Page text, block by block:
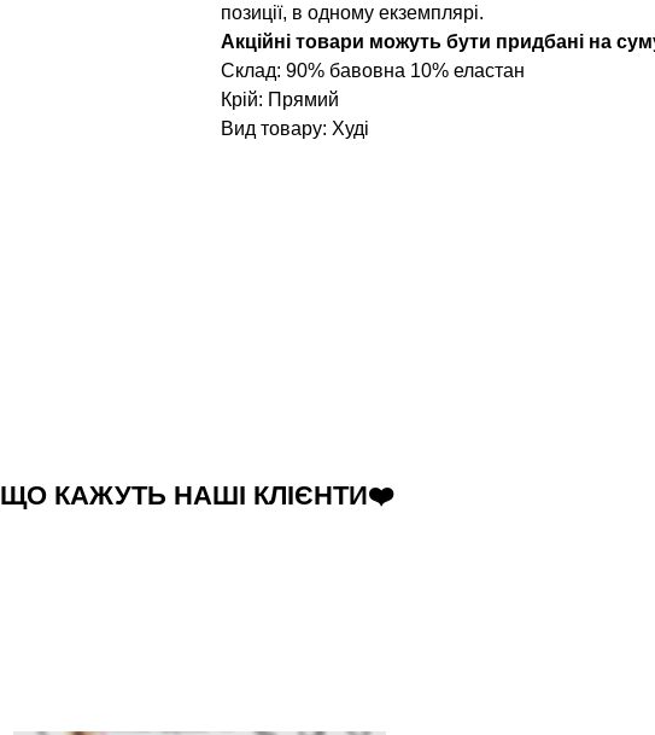
позиції, в одному екземплярі.
Акційні товари можуть бути придбані на
Склад: 90% бавовна 10% еластан
Крій: Прямий
Вид товару: Худі
ЩО КАЖУТЬ НАШІ КЛІЄНТИ❤️